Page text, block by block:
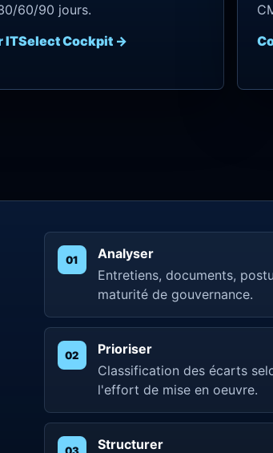
60/90 jours.
ITSelect Cockpit →
Analyser
Entretiens, documents,
maturité de gouvernance.
Prioriser
Classification des écarts
l'effort de mise en oeuvre.
Structurer